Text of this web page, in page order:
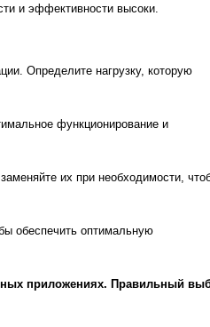
и эффективности высоки.
Определите нагрузку, которую
функционирование и
их при необходимости,
обеспечить оптимальную
приложениях. Правильный